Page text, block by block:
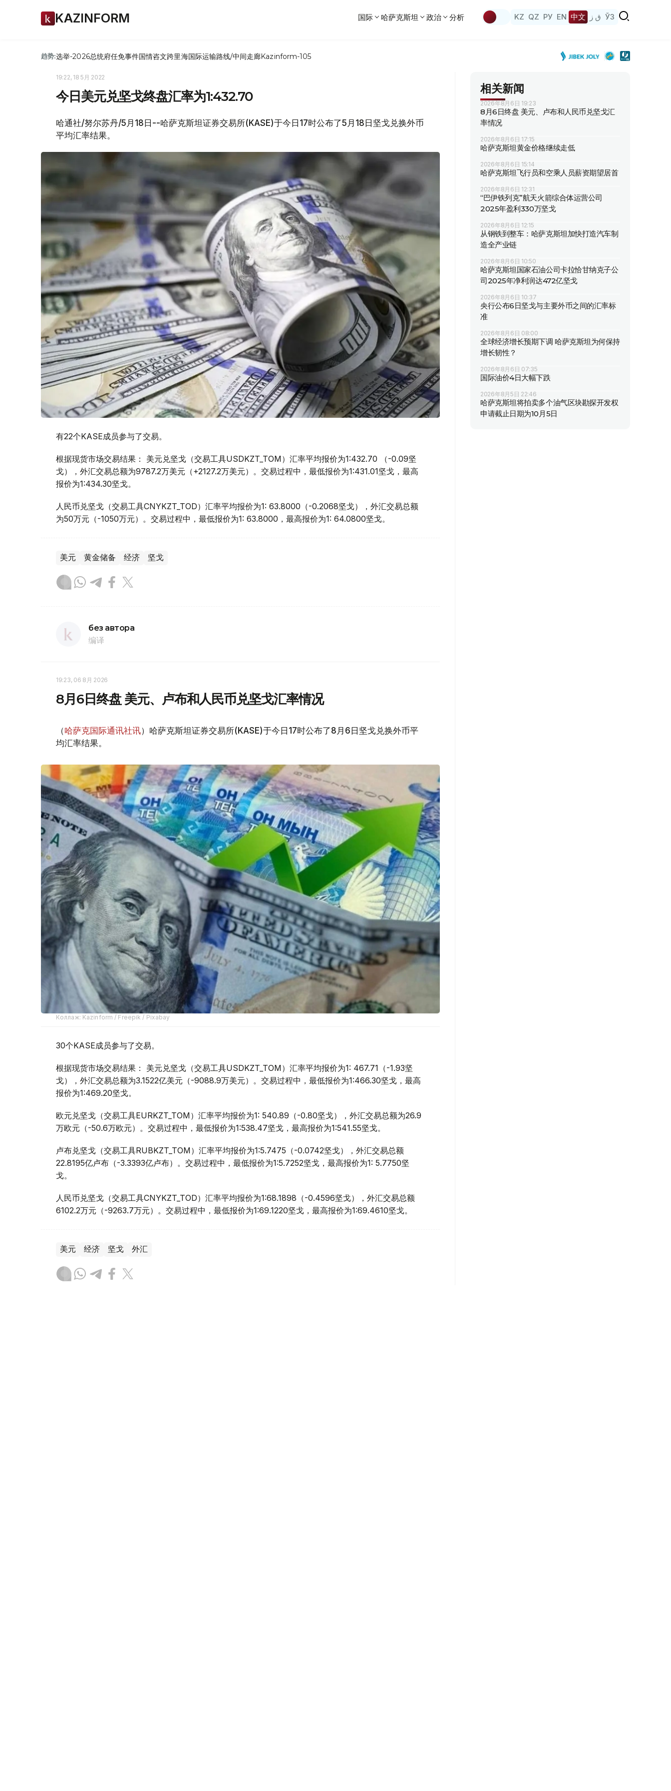
KAZINFORM 国际 哈萨克斯坦 政治 分析 KZ QZ РУ EN 中文 ق ز ЎЗ
趋势:选举-2026总统府任免事件国情咨文跨里海国际运输路线/中间走廊Kazinform-105
19:22, 18 5月 2022
今日美元兑坚戈终盘汇率为1:432.70
哈通社/努尔苏丹/5月18日--哈萨克斯坦证券交易所(KASE)于今日17时公布了5月18日坚戈兑换外币
平均汇率结果。
有22个KASE成员参与了交易。
根据现货市场交易结果： 美元兑坚戈（交易工具USDKZT_TOM）汇率平均报价为1:432.70 （-0.09坚
戈），外汇交易总额为9787.2万美元（+2127.2万美元）。交易过程中，最低报价为1:431.01坚戈，最高
报价为1:434.30坚戈。
人民币兑坚戈（交易工具CNYKZT_TOD）汇率平均报价为1: 63.8000（-0.2068坚戈），外汇交易总额
为50万元（-1050万元）。交易过程中，最低报价为1: 63.8000，最高报价为1: 64.0800坚戈。
美元 黄金储备 经济 坚戈
без автора
编译
19:23, 06 8月 2026
8月6日终盘 美元、卢布和人民币兑坚戈汇率情况
（哈萨克国际通讯社讯）哈萨克斯坦证券交易所(KASE)于今日17时公布了8月6日坚戈兑换外币平
均汇率结果。
Коллаж: Kazinform / Freepik / Pixabay
30个KASE成员参与了交易。
根据现货市场交易结果： 美元兑坚戈（交易工具USDKZT_TOM）汇率平均报价为1: 467.71（-1.93坚
戈），外汇交易总额为3.1522亿美元（-9088.9万美元）。交易过程中，最低报价为1:466.30坚戈，最高
报价为1:469.20坚戈。
欧元兑坚戈（交易工具EURKZT_TOM）汇率平均报价为1: 540.89（-0.80坚戈），外汇交易总额为26.9
万欧元（-50.6万欧元）。交易过程中，最低报价为1:538.47坚戈，最高报价为1:541.55坚戈。
卢布兑坚戈（交易工具RUBKZT_TOM）汇率平均报价为1:5.7475（-0.0742坚戈），外汇交易总额
22.8195亿卢布（-3.3393亿卢布）。交易过程中，最低报价为1:5.7252坚戈，最高报价为1: 5.7750坚
戈。
人民币兑坚戈（交易工具CNYKZT_TOD）汇率平均报价为1:68.1898（-0.4596坚戈），外汇交易总额
6102.2万元（-9263.7万元）。交易过程中，最低报价为1:69.1220坚戈，最高报价为1:69.4610坚戈。
美元 经济 坚戈 外汇
相关新闻
2026年8月6日 19:23
8月6日终盘 美元、卢布和人民币兑坚戈汇
率情况
2026年8月6日 17:15
哈萨克斯坦黄金价格继续走低
2026年8月6日 15:14
哈萨克斯坦飞行员和空乘人员薪资期望居首
2026年8月6日 12:31
“巴伊铁列克”航天火箭综合体运营公司
2025年盈利330万坚戈
2026年8月6日 12:15
从钢铁到整车：哈萨克斯坦加快打造汽车制
造全产业链
2026年8月6日 10:50
哈萨克斯坦国家石油公司卡拉恰甘纳克子公
司2025年净利润达472亿坚戈
2026年8月6日 10:37
央行公布6日坚戈与主要外币之间的汇率标
准
2026年8月6日 08:00
全球经济增长预期下调 哈萨克斯坦为何保持
增长韧性？
2026年8月6日 07:35
国际油价4日大幅下跌
2026年8月5日 22:46
哈萨克斯坦将拍卖多个油气区块勘探开发权
申请截止日期为10月5日